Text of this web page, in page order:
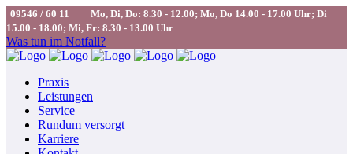
09546 / 60 11
Mo, Di, Do: 8.30 - 12.00; Mo, Do 14.00 - 17.00 Uhr; Di
15.00 - 18.00; Mi, Fr: 8.30 - 13.00 Uhr
Was tun im Notfall?
Praxis
Leistungen
Service
Rundum versorgt
Karriere